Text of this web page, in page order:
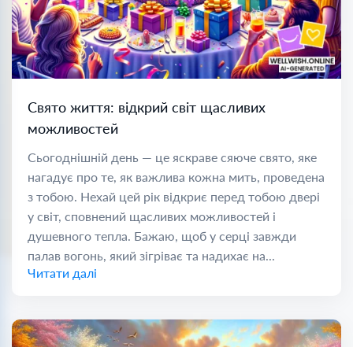
Свято життя: відкрий світ щасливих
можливостей
Сьогоднішній день — це яскраве сяюче свято, яке
нагадує про те, як важлива кожна мить, проведена
з тобою. Нехай цей рік відкриє перед тобою двері
у світ, сповнений щасливих можливостей і
душевного тепла. Бажаю, щоб у серці завжди
палав вогонь, який зігріває та надихає на...
Читати далі